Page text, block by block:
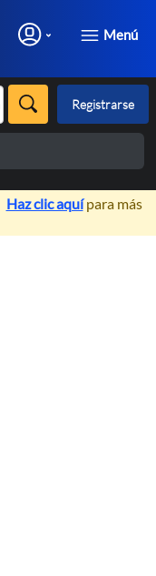
Menú
Registrarse
×
Haz clic aquípara más